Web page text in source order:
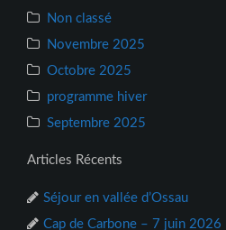
Non classé
Novembre 2025
Octobre 2025
programme hiver
Septembre 2025
Articles Récents
Séjour en vallée d’Ossau
Cap de Carbone – 7 juin 2026